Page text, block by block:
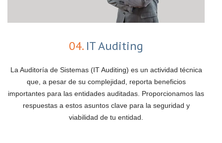
04.IT Auditing
La Auditoría de Sistemas (IT Auditing) es un actividad técnica
que, a pesar de su complejidad, reporta beneficios
importantes para las entidades auditadas. Proporcionamos las
respuestas a estos asuntos clave para la seguridad y
viabilidad de tu entidad.